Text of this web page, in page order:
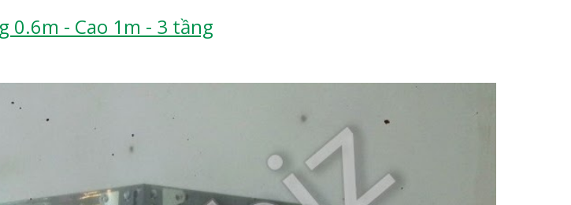
0.6m - Cao 1m - 3 tầng